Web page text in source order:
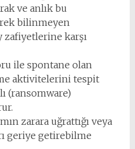
ve anlık bu
bilinmeyen
karşı
ile spontane olan
aktivitelerini tespit
(ransomware)
zarara uğrattığı veya
geriye getirebilme